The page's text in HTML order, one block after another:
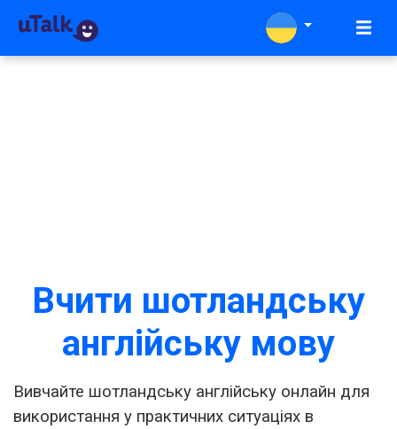
Вчити шотландську
англійську мову
Вивчайте шотландську англійську онлайн для
використання у практичних ситуаціях в